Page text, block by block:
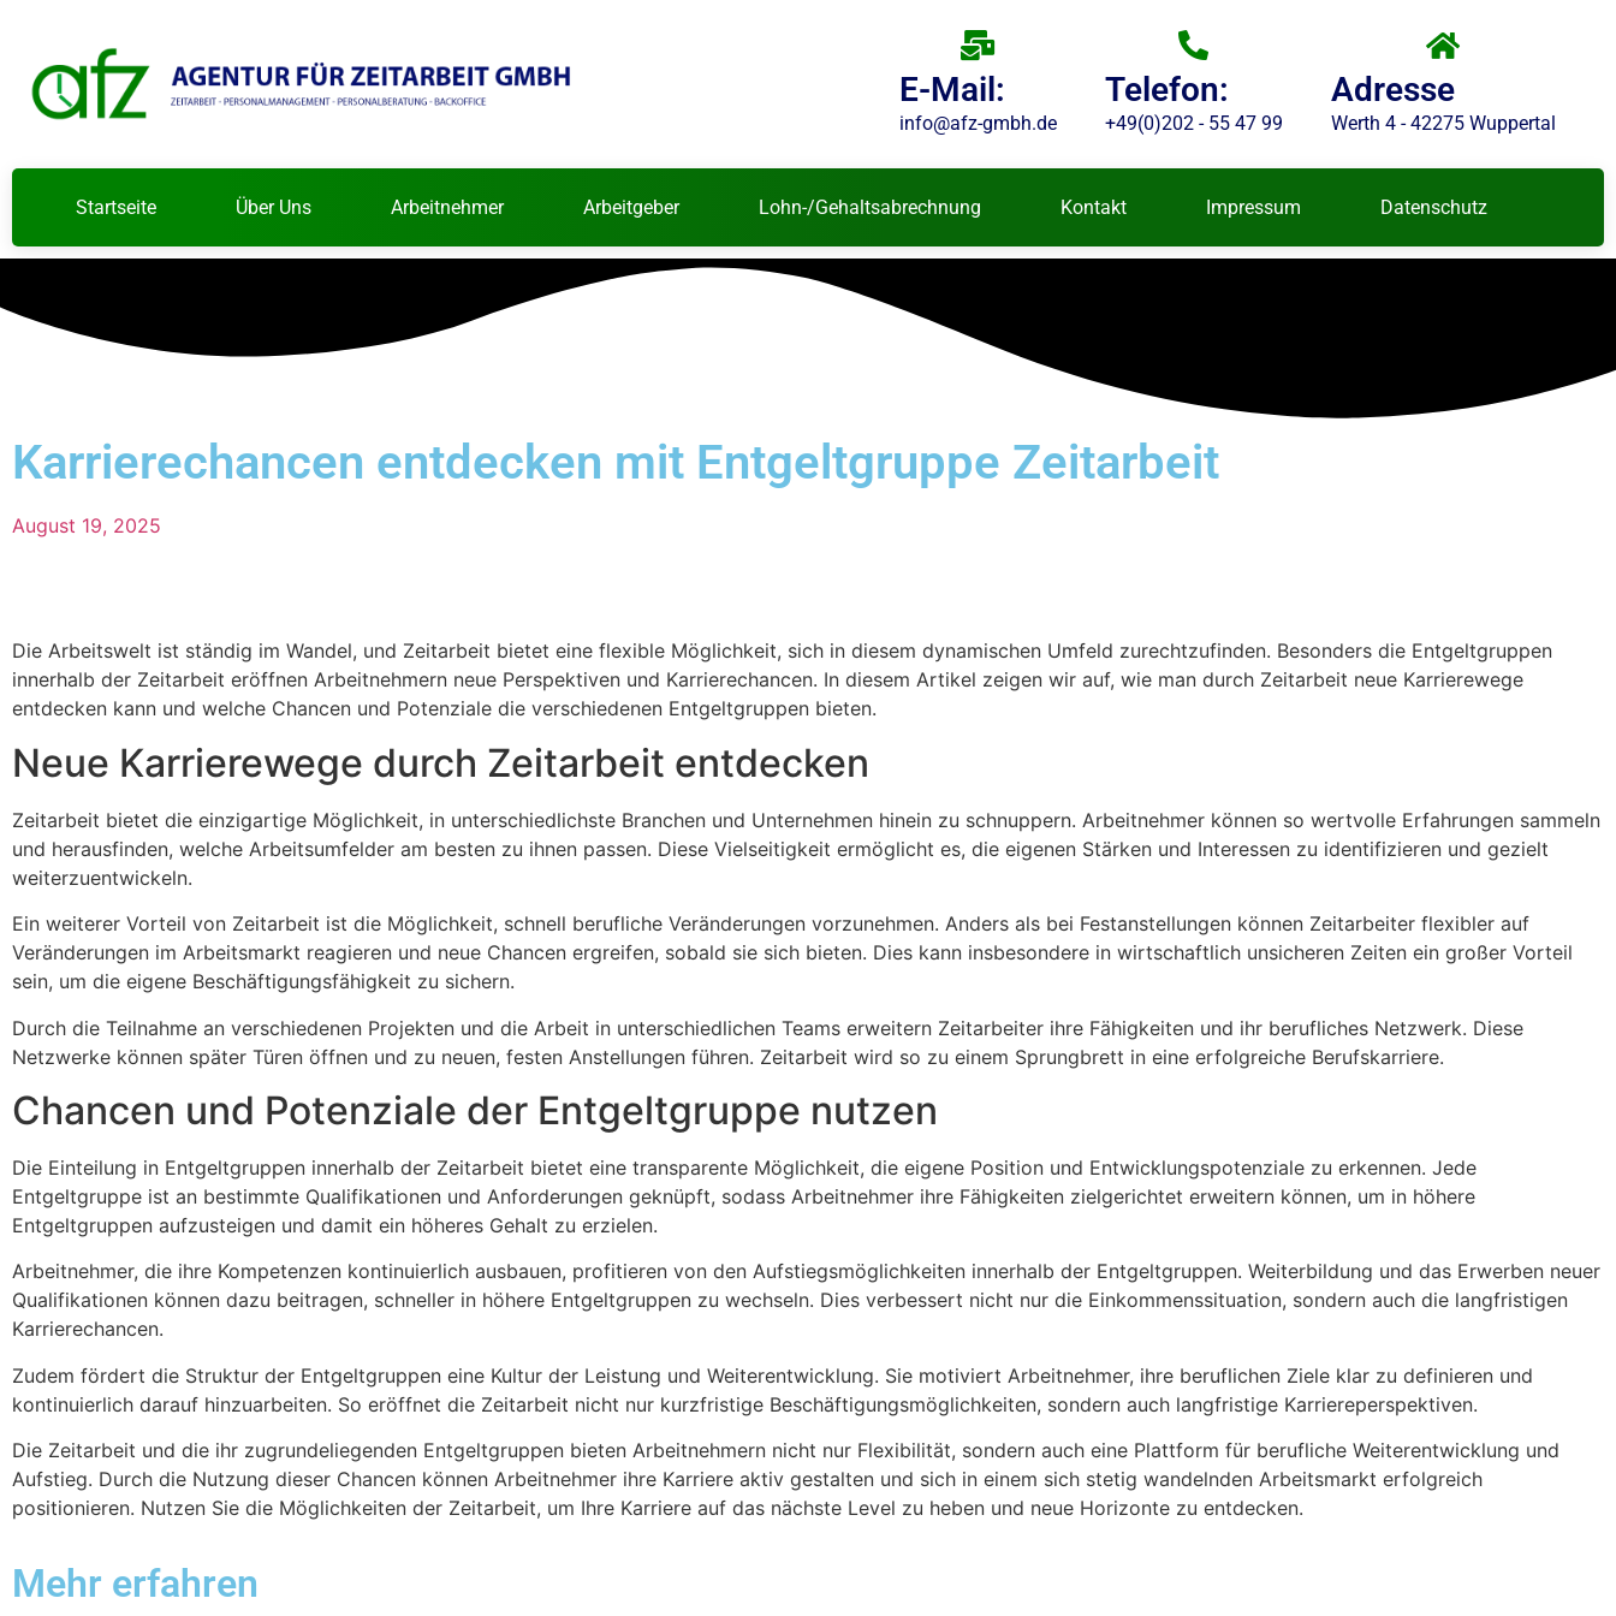
E-Mail:
info@afz-gmbh.de
Telefon:
+49(0)202 - 55 47 99
Adresse
Werth 4 - 42275 Wuppertal
Startseite Über Uns Arbeitnehmer Arbeitgeber Lohn-/Gehaltsabrechnung Kontakt Impressum Datenschutz
Karrierechancen entdecken mit Entgeltgruppe Zeitarbeit
August 19, 2025
Die Arbeitswelt ist ständig im Wandel, und Zeitarbeit bietet eine flexible Möglichkeit, sich in diesem dynamischen Umfeld zurechtzufinden. Besonders die Entgeltgruppen
innerhalb der Zeitarbeit eröffnen Arbeitnehmern neue Perspektiven und Karrierechancen. In diesem Artikel zeigen wir auf, wie man durch Zeitarbeit neue Karrierewege
entdecken kann und welche Chancen und Potenziale die verschiedenen Entgeltgruppen bieten.
Neue Karrierewege durch Zeitarbeit entdecken
Zeitarbeit bietet die einzigartige Möglichkeit, in unterschiedlichste Branchen und Unternehmen hinein zu schnuppern. Arbeitnehmer können so wertvolle Erfahrungen sammeln
und herausfinden, welche Arbeitsumfelder am besten zu ihnen passen. Diese Vielseitigkeit ermöglicht es, die eigenen Stärken und Interessen zu identifizieren und gezielt
weiterzuentwickeln.
Ein weiterer Vorteil von Zeitarbeit ist die Möglichkeit, schnell berufliche Veränderungen vorzunehmen. Anders als bei Festanstellungen können Zeitarbeiter flexibler auf
Veränderungen im Arbeitsmarkt reagieren und neue Chancen ergreifen, sobald sie sich bieten. Dies kann insbesondere in wirtschaftlich unsicheren Zeiten ein großer Vorteil
sein, um die eigene Beschäftigungsfähigkeit zu sichern.
Durch die Teilnahme an verschiedenen Projekten und die Arbeit in unterschiedlichen Teams erweitern Zeitarbeiter ihre Fähigkeiten und ihr berufliches Netzwerk. Diese
Netzwerke können später Türen öffnen und zu neuen, festen Anstellungen führen. Zeitarbeit wird so zu einem Sprungbrett in eine erfolgreiche Berufskarriere.
Chancen und Potenziale der Entgeltgruppe nutzen
Die Einteilung in Entgeltgruppen innerhalb der Zeitarbeit bietet eine transparente Möglichkeit, die eigene Position und Entwicklungspotenziale zu erkennen. Jede
Entgeltgruppe ist an bestimmte Qualifikationen und Anforderungen geknüpft, sodass Arbeitnehmer ihre Fähigkeiten zielgerichtet erweitern können, um in höhere
Entgeltgruppen aufzusteigen und damit ein höheres Gehalt zu erzielen.
Arbeitnehmer, die ihre Kompetenzen kontinuierlich ausbauen, profitieren von den Aufstiegsmöglichkeiten innerhalb der Entgeltgruppen. Weiterbildung und das Erwerben neuer
Qualifikationen können dazu beitragen, schneller in höhere Entgeltgruppen zu wechseln. Dies verbessert nicht nur die Einkommenssituation, sondern auch die langfristigen
Karrierechancen.
Zudem fördert die Struktur der Entgeltgruppen eine Kultur der Leistung und Weiterentwicklung. Sie motiviert Arbeitnehmer, ihre beruflichen Ziele klar zu definieren und
kontinuierlich darauf hinzuarbeiten. So eröffnet die Zeitarbeit nicht nur kurzfristige Beschäftigungsmöglichkeiten, sondern auch langfristige Karriereperspektiven.
Die Zeitarbeit und die ihr zugrundeliegenden Entgeltgruppen bieten Arbeitnehmern nicht nur Flexibilität, sondern auch eine Plattform für berufliche Weiterentwicklung und
Aufstieg. Durch die Nutzung dieser Chancen können Arbeitnehmer ihre Karriere aktiv gestalten und sich in einem sich stetig wandelnden Arbeitsmarkt erfolgreich
positionieren. Nutzen Sie die Möglichkeiten der Zeitarbeit, um Ihre Karriere auf das nächste Level zu heben und neue Horizonte zu entdecken.
Mehr erfahren